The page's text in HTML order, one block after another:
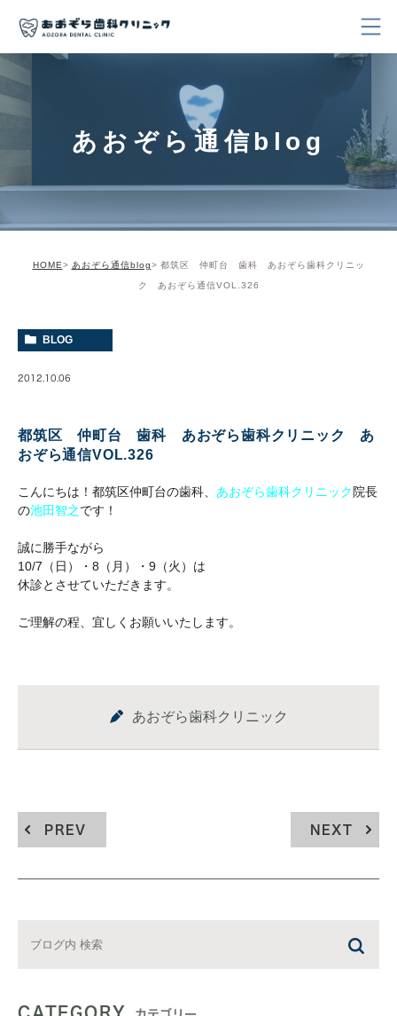
あおぞら通信blog
HOME あおぞら通信blog 都筑区 仲町台 歯科 あおぞら歯科クリニッ
ク あおぞら通信VOL.326
BLOG
2012.10.06
都筑区 仲町台 歯科 あおぞら歯科クリニック あ
おぞら通信VOL.326
こんにちは！都筑区仲町台の歯科、 あおぞら歯科クリニック 院長
の池田智之です！
誠に勝手ながら
10/7（日）・8（月）・9（火）は
休診とさせていただきます。
ご理解の程、宜しくお願いいたします。
あおぞら歯科クリニック
PREV NEXT
CATEGORY